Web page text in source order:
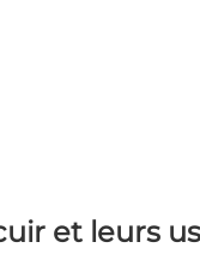
et leurs